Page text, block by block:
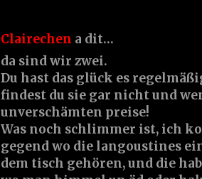
Clairechen a dit…
da sind wir zwei.
Du hast das glück es
findest du sie gar nicht und
unverschämten preise!
Was noch schlimmer ist, ich
gegend wo die langoustines
dem tisch gehören, und die